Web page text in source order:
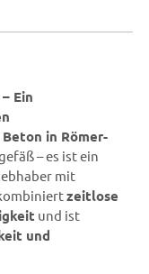
Ein
in Römer-
– es ist ein
mit
zeitlose
und ist
und